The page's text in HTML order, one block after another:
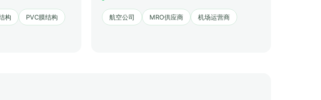
构 PVC膜结构 航空公司 MRO供应商 机场运营商